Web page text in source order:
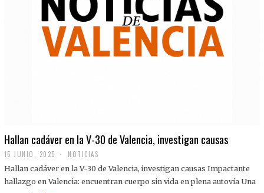
Hallan cadáver en la V-30 de Valencia, investigan causas
15 JUNIO, 2025 NOTICIAS
Hallan cadáver en la V-30 de Valencia, investigan causas Impactante
hallazgo en Valencia: encuentran cuerpo sin vida en plena autovía Una